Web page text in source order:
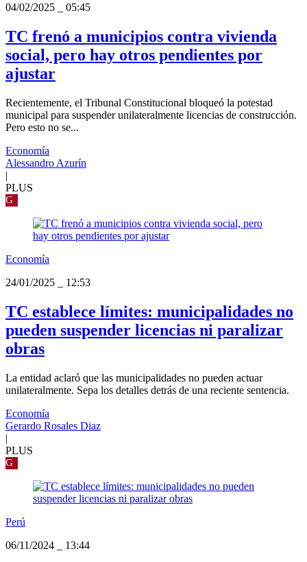
04/02/2025
05:45
TC frenó a municipios contra vivienda
social, pero hay otros pendientes por
ajustar
Recientemente, el Tribunal Constitucional bloqueó la potestad
municipal para suspender unilateralmente licencias de construcción.
Pero esto no se...
Economía
Alessandro Azurín
|
PLUS
G
Economía
24/01/2025
12:53
TC establece límites: municipalidades no
pueden suspender licencias ni paralizar
obras
La entidad aclaró que las municipalidades no pueden actuar
unilateralmente. Sepa los detalles detrás de una reciente sentencia.
Economía
Gerardo Rosales Diaz
|
PLUS
G
Perú
06/11/2024
13:44